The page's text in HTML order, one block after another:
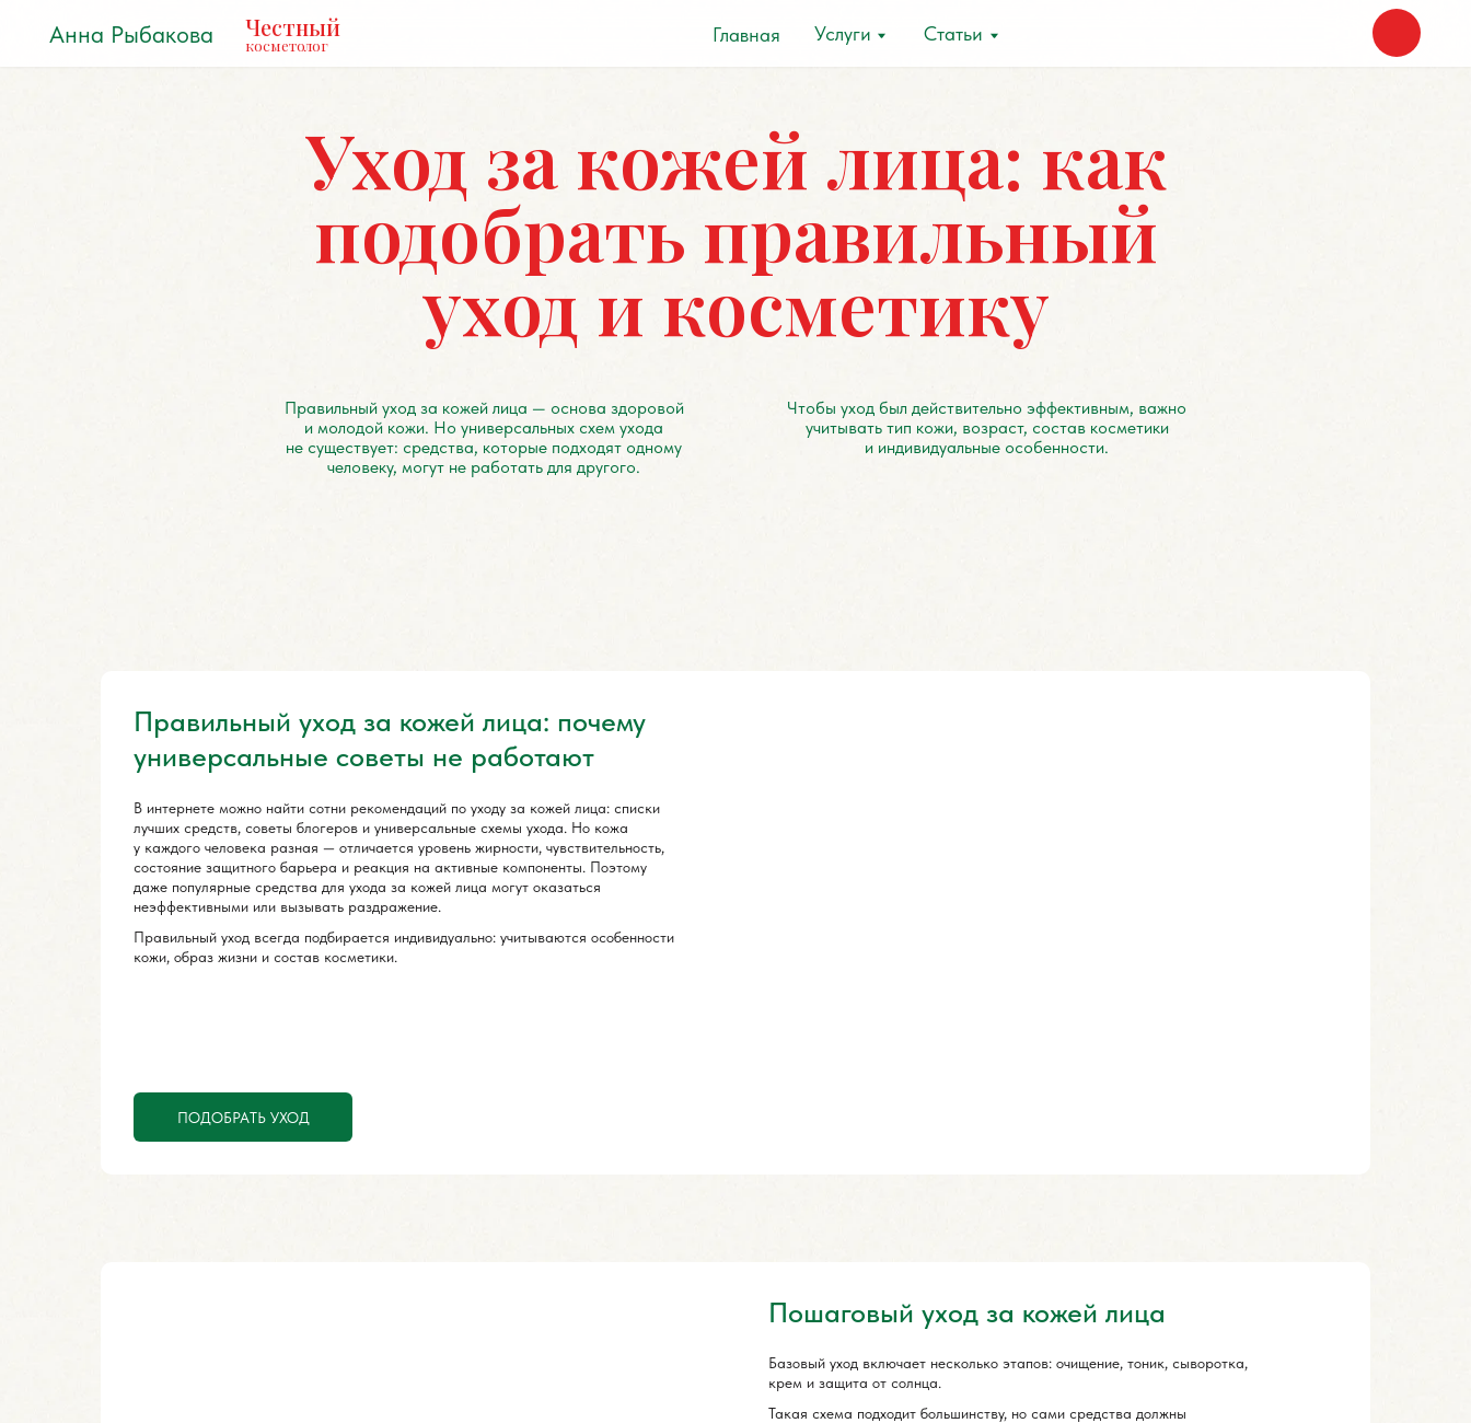
Анна Рыбакова Честный
косметолог Услуги Статьи
не существует: средства, которые подходят одному
человеку, могут не работать для другого.
и индивидуальные особенности.
Уход за кожей лица: как
подобрать правильный
уход и косметику
Правильный уход за кожей лица: почему
универсальные советы не работают
В интернете можно найти сотни рекомендаций по уходу за кожей лица: списки
лучших средств, советы блогеров и универсальные схемы ухода. Но кожа
у каждого человека разная — отличается уровень жирности, чувствительность,
состояние защитного барьера и реакция на активные компоненты. Поэтому
даже популярные средства для ухода за кожей лица могут оказаться
неэффективными или вызывать раздражение.
Правильный уход всегда подбирается индивидуально: учитываются особенности
кожи, образ жизни и состав косметики.
ПОДОБРАТЬ УХОД
Пошаговый уход за кожей лица
Базовый уход включает несколько этапов: очищение, тоник, сыворотка,
крем и защита от солнца.
Такая схема подходит большинству, но сами средства должны